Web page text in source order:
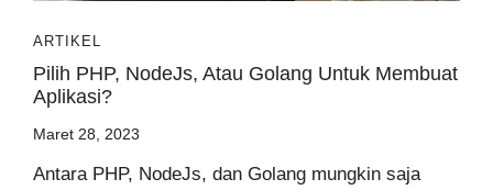
ARTIKEL
Pilih PHP, NodeJs, Atau Golang Untuk Membuat
Aplikasi?
Maret 28, 2023
Antara PHP, NodeJs, dan Golang mungkin saja